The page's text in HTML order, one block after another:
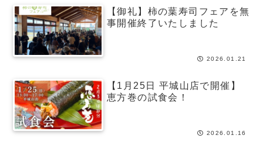
【御礼】柿の葉寿司フェアを無
事開催終了いたしました
2026.01.21
【1月25日 平城山店で開催】
恵方巻の試食会！
2026.01.16